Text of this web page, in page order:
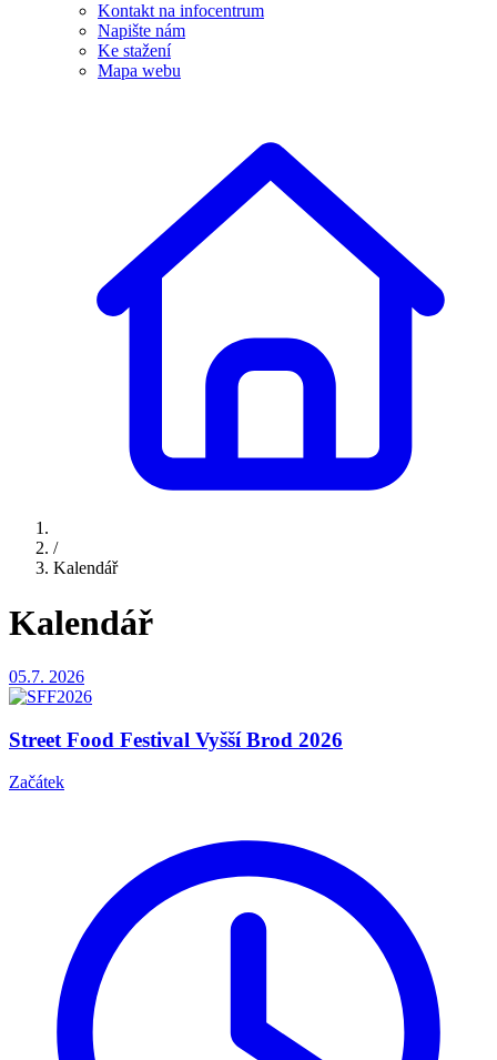
Kontakt na infocentrum
Napište nám
Ke stažení
Mapa webu
/
Kalendář
Kalendář
05.7. 2026
Street Food Festival Vyšší Brod 2026
Začátek